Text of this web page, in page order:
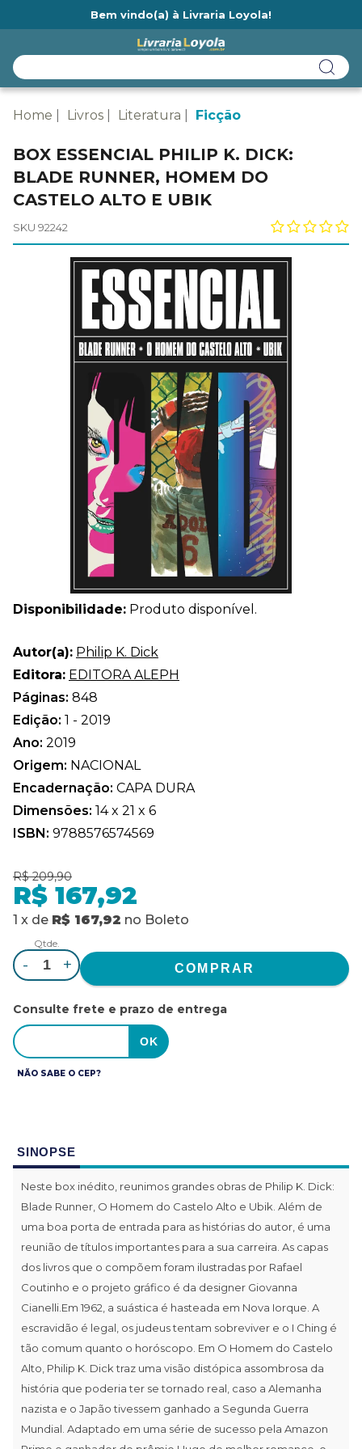
Bem vindo(a) à Livraria Loyola!
Home Livros Literatura Ficção
BOX ESSENCIAL PHILIP K. DICK:
BLADE RUNNER, HOMEM DO
CASTELO ALTO E UBIK
SKU 92242
Disponibilidade: Produto disponível.
Autor(a): Philip K. Dick
Editora: EDITORA ALEPH
Páginas: 848
Edição: 1 - 2019
Ano: 2019
Origem: NACIONAL
Encadernação: CAPA DURA
Dimensões: 14 x 21 x 6
ISBN: 9788576574569
R$ 209,90
R$ 167,92
1 x de R$ 167,92 no Boleto
Qtde.
- +
Consulte frete e prazo de entrega
NÃO SABE O CEP?
SINOPSE
Neste box inédito, reunimos grandes obras de Philip K. Dick:
Blade Runner, O Homem do Castelo Alto e Ubik. Além de
uma boa porta de entrada para as histórias do autor, é uma
reunião de títulos importantes para a sua carreira. As capas
dos livros que o compõem foram ilustradas por Rafael
Coutinho e o projeto gráfico é da designer Giovanna
Cianelli.Em 1962, a suástica é hasteada em Nova Iorque. A
escravidão é legal, os judeus tentam sobreviver e o I Ching é
tão comum quanto o horóscopo. Em O Homem do Castelo
Alto, Philip K. Dick traz uma visão distópica assombrosa da
história que poderia ter se tornado real, caso a Alemanha
nazista e o Japão tivessem ganhado a Segunda Guerra
Mundial. Adaptado em uma série de sucesso pela Amazon